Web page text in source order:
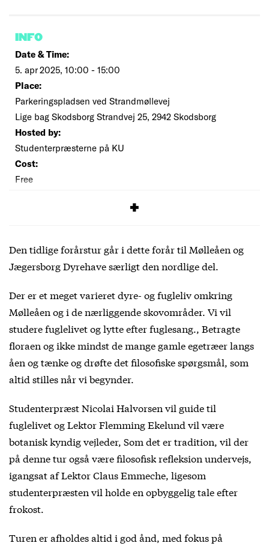
INFO
Date & Time:
5. apr 2025, 10:00 - 15:00
Place:
Parkeringspladsen ved Strandmøllevej
Lige bag Skodsborg Strandvej 25, 2942 Skodsborg
Hosted by:
Studenterpræsterne på KU
Cost:
Free
Den tidlige forårstur går i dette forår til Mølleåen og
Jægersborg Dyrehave særligt den nordlige del.
Der er et meget varieret dyre- og fugleliv omkring
Mølleåen og i de nærliggende skovområder. Vi vil
studere fuglelivet og lytte efter fuglesang., Betragte
floraen og ikke mindst de mange gamle egetræer langs
åen og tænke og drøfte det filosofiske spørgsmål, som
altid stilles når vi begynder.
Studenterpræst Nicolai Halvorsen vil guide til
fuglelivet og Lektor Flemming Ekelund vil være
botanisk kyndig vejleder, Som det er tradition, vil der
på denne tur også være filosofisk refleksion undervejs,
igangsat af Lektor Claus Emmeche, ligesom
studenterpræsten vil holde en opbyggelig tale efter
frokost.
Turen er afholdes altid i god ånd, med fokus på